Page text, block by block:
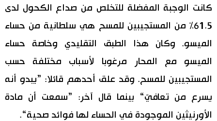
كانت الوجبة المفضلة للتخلص من صداع الكحول لدى
61.5% من المستجيبين للمسح هي سلطانية من حساء
الميسو. وكان هذا الطبق التقليدي وخاصة حساء
الميسو مع المحار مرغوبا لأسباب مختلفة حسب
المستجيبين للمسح. وقد علق أحدهم قائلا: ”يبدو أنه
يسرع من تعافيّ“ بينما قال آخر: ”سمعت أن مادة
الأورنيثين الموجودة في الحساء لها فوائد صحية“.